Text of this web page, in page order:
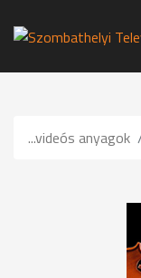
...videós anyagok